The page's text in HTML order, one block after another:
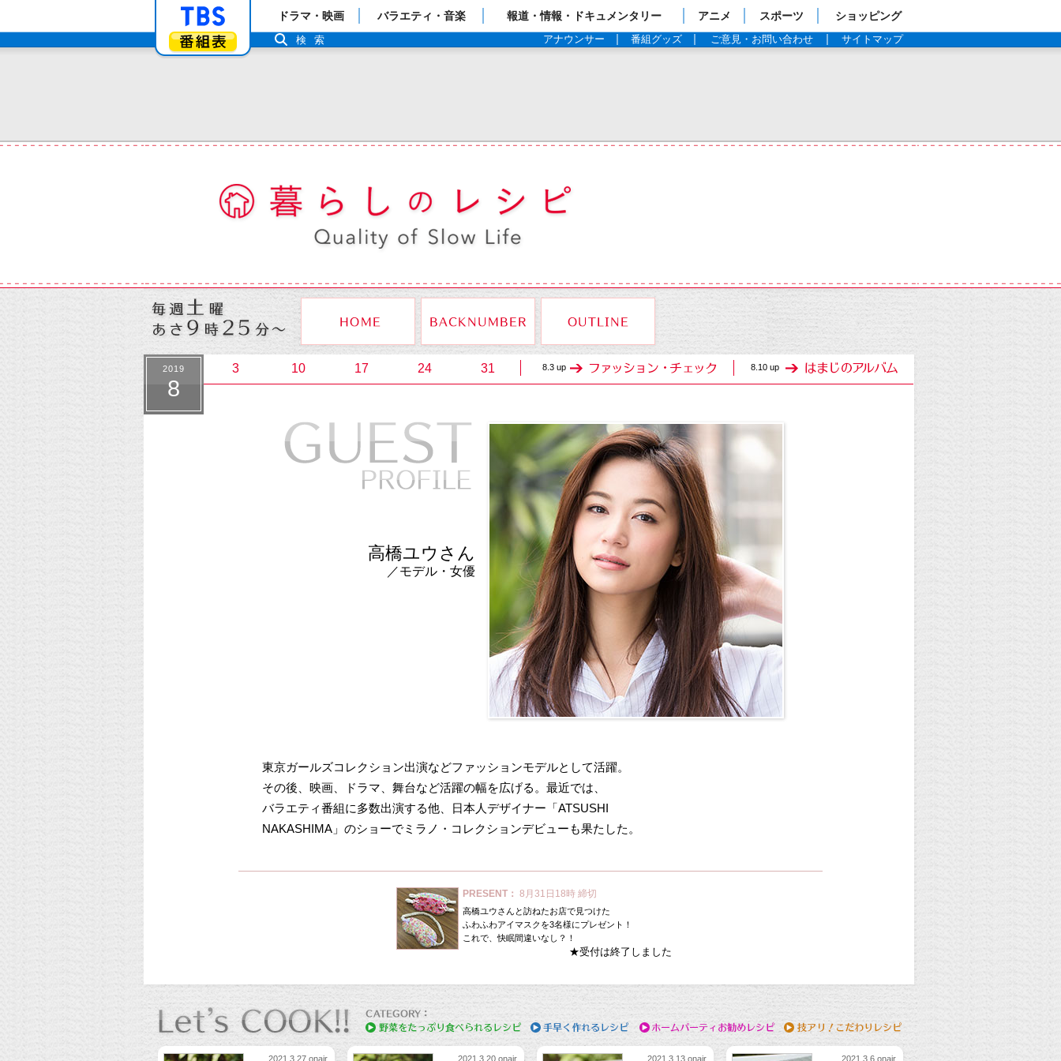
「TBSテレビ」トップページ
番組表
ドラマ・映画 バラエティ・音楽 報道・情報・ドキュメンタリー アニメ スポーツ ショッピング
アナウンサー 番組グッズ ご意見・お問い合わせ サイトマップ
検索
2019
8
3 10 17 24 31 8.3 up 8.10 up
高橋ユウさん
／モデル・女優
東京ガールズコレクション出演などファッションモデルとして活躍。
その後、映画、ドラマ、舞台など活躍の幅を広げる。最近では、
バラエティ番組に多数出演する他、日本人デザイナー「ATSUSHI
NAKASHIMA」のショーでミラノ・コレクションデビューも果たした。
PRESENT： 8月31日18時 締切
高橋ユウさんと訪ねたお店で見つけた
ふわふわアイマスクを3名様にプレゼント！
これで、快眠間違いなし？！
★受付は終了しました
2021.3.27 onair 2021.3.20 onair 2021.3.13 onair 2021.3.6 onair